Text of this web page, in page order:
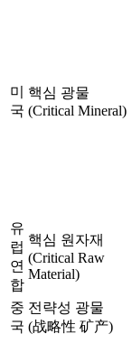
미
국
핵심 광물
(Critical Mineral)
유
럽
연
합
핵심 원자재
(Critical Raw
Material)
중
국
전략성 광물
(战略性 矿产)